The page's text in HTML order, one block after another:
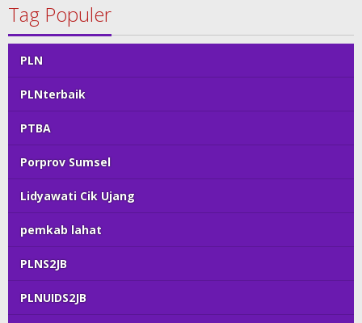
Tag Populer
PLN
PLNterbaik
PTBA
Porprov Sumsel
Lidyawati Cik Ujang
pemkab lahat
PLNS2JB
PLNUIDS2JB